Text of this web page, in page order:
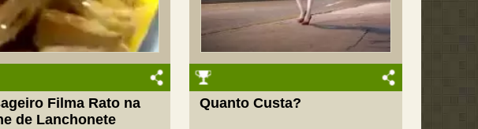
Filma Rato na
de Lanchonete
Quanto Custa?